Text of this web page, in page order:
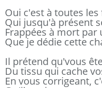
Oui c'est à toutes
Qui jusqu'à présent
Frappées à mort par
Que je dédie cette
Il prétend qu'vous
Du tissu qui cache
En vous corrigeant,